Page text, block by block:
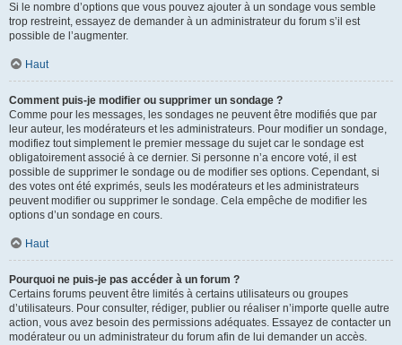
Si le nombre d’options que vous pouvez ajouter à un sondage vous semble
trop restreint, essayez de demander à un administrateur du forum s’il est
possible de l’augmenter.
Haut
Comment puis-je modifier ou supprimer un sondage ?
Comme pour les messages, les sondages ne peuvent être modifiés que par
leur auteur, les modérateurs et les administrateurs. Pour modifier un sondage,
modifiez tout simplement le premier message du sujet car le sondage est
obligatoirement associé à ce dernier. Si personne n’a encore voté, il est
possible de supprimer le sondage ou de modifier ses options. Cependant, si
des votes ont été exprimés, seuls les modérateurs et les administrateurs
peuvent modifier ou supprimer le sondage. Cela empêche de modifier les
options d’un sondage en cours.
Haut
Pourquoi ne puis-je pas accéder à un forum ?
Certains forums peuvent être limités à certains utilisateurs ou groupes
d’utilisateurs. Pour consulter, rédiger, publier ou réaliser n’importe quelle autre
action, vous avez besoin des permissions adéquates. Essayez de contacter un
modérateur ou un administrateur du forum afin de lui demander un accès.